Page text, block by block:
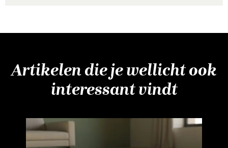
Artikelen die je wellicht ook
interessant vindt